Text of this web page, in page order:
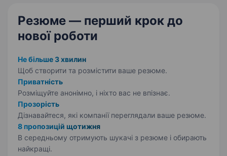
Резюме — перший крок до
нової роботи
Не більше 3 хвилин
Щоб створити та розмістити ваше резюме.
Приватність
Розміщуйте анонімно, і ніхто вас не впізнає.
Прозорість
Дізнавайтеся, які компанії переглядали ваше резюме.
8 пропозицій щотижня
В середньому отримують шукачі з резюме і обирають
найкращі.